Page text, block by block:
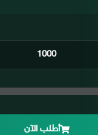
أطلب الآن